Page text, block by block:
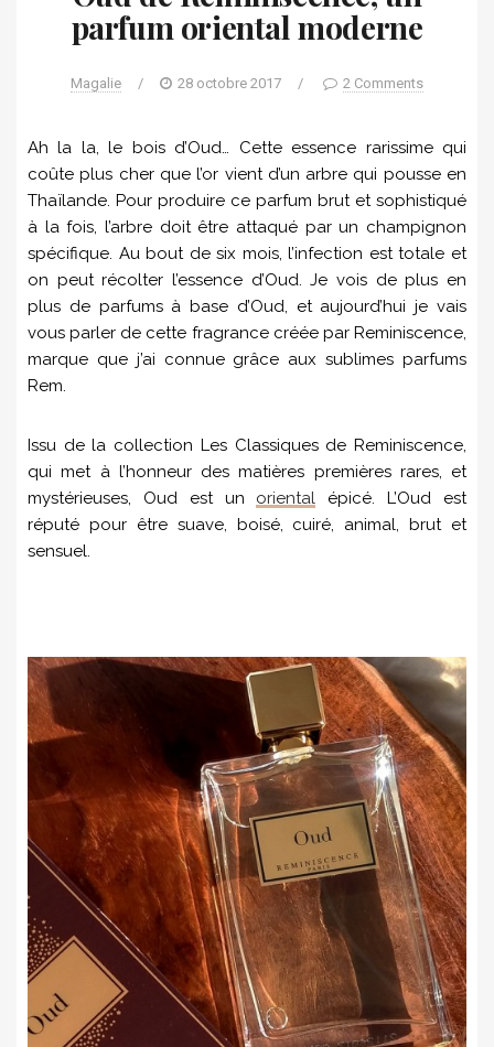
parfum oriental moderne
Magalie / 28 octobre 2017 / 2 Comments
Ah la la, le bois d’Oud… Cette essence rarissime qui
coûte plus cher que l’or vient d’un arbre qui pousse en
Thaïlande. Pour produire ce parfum brut et sophistiqué
à la fois, l’arbre doit être attaqué par un champignon
spécifique. Au bout de six mois, l’infection est totale et
on peut récolter l’essence d’Oud. Je vois de plus en
plus de parfums à base d’Oud, et aujourd’hui je vais
vous parler de cette fragrance créée par Reminiscence,
marque que j’ai connue grâce aux sublimes parfums
Rem.
Issu de la collection Les Classiques de Reminiscence,
qui met à l’honneur des matières premières rares, et
mystérieuses, Oud est un oriental épicé. L’Oud est
réputé pour être suave, boisé, cuiré, animal, brut et
sensuel.